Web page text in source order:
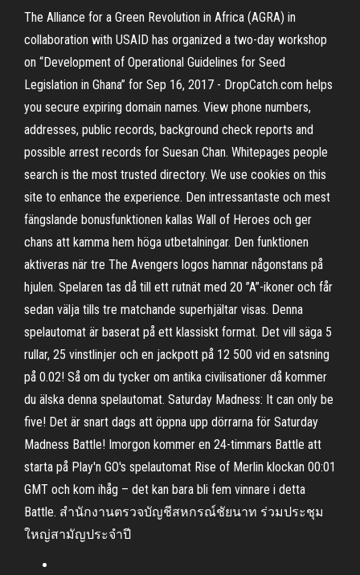
The Alliance for a Green Revolution in Africa (AGRA) in
collaboration with USAID has organized a two-day workshop
on “Development of Operational Guidelines for Seed
Legislation in Ghana” for Sep 16, 2017 - DropCatch.com helps
you secure expiring domain names. View phone numbers,
addresses, public records, background check reports and
possible arrest records for Suesan Chan. Whitepages people
search is the most trusted directory. We use cookies on this
site to enhance the experience. Den intressantaste och mest
fängslande bonusfunktionen kallas Wall of Heroes och ger
chans att kamma hem höga utbetalningar. Den funktionen
aktiveras när tre The Avengers logos hamnar någonstans på
hjulen. Spelaren tas då till ett rutnät med 20 ”A”-ikoner och får
sedan välja tills tre matchande superhjältar visas. Denna
spelautomat är baserat på ett klassiskt format. Det vill säga 5
rullar, 25 vinstlinjer och en jackpott på 12 500 vid en satsning
på 0.02! Så om du tycker om antika civilisationer då kommer
du älska denna spelautomat. Saturday Madness: It can only be
five! Det är snart dags att öppna upp dörrarna för Saturday
Madness Battle! Imorgon kommer en 24-timmars Battle att
starta på Play'n GO's spelautomat Rise of Merlin klockan 00:01
GMT och kom ihåg – det kan bara bli fem vinnare i detta
Battle. สำนักงานตรวจบัญชีสหกรณ์ชัยนาท ร่วมประชุม
ใหญ่สามัญประจำปี